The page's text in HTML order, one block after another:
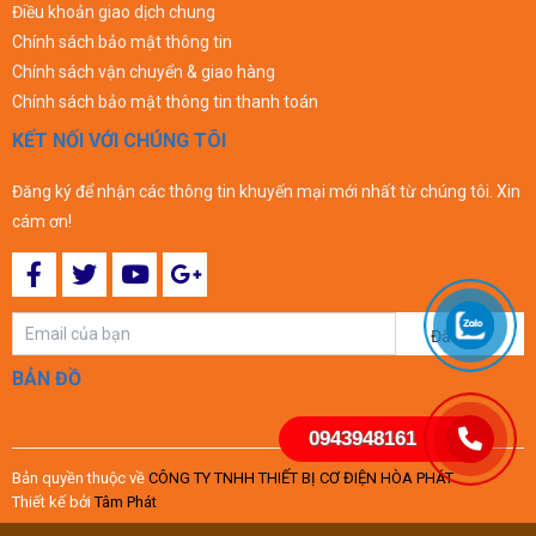
Điều khoản giao dịch chung
Chính sách bảo mật thông tin
Chính sách vận chuyển & giao hàng
Chính sách bảo mật thông tin thanh toán
KẾT NỐI VỚI CHÚNG TÔI
Đăng ký để nhận các thông tin khuyến mại mới nhất từ chúng tôi. Xin
cám ơn!
Đăng ký
BẢN ĐỒ
Bản quyền thuộc về CÔNG TY TNHH THIẾT BỊ CƠ ĐIỆN HÒA PHÁT
Thiết kế bởiTâm Phát
0943948161